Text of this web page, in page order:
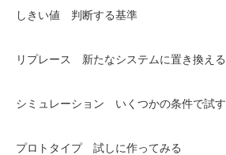
しきい値 判断する基準
リプレース 新たなシステムに置き換える
シミュレーション いくつかの条件で試す
プロトタイプ 試しに作ってみる